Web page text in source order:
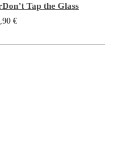
Don’t Tap the Glass
€